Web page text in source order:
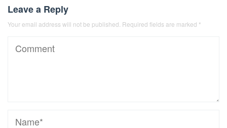
Leave a Reply
Your email address will not be published. Required fields are marked *